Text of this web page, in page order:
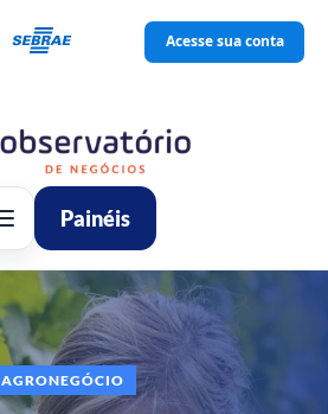
Acesse sua conta
Painéis
AGRONEGÓCIO